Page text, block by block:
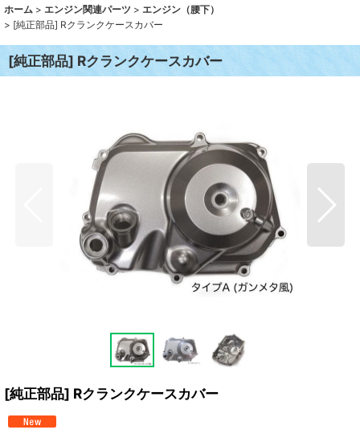
ホーム > エンジン関連パーツ > エンジン（腰下）
> [純正部品] Rクランクケースカバー
[純正部品] Rクランクケースカバー
[純正部品] Rクランクケースカバー